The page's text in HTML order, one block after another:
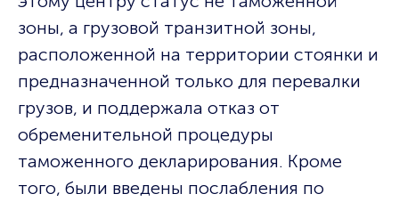
зоны, а грузовой транзитной зоны,
расположенной на территории стоянки и
предназначенной только для перевалки
грузов, и поддержала отказ от
обременительной процедуры
таможенного декларирования. Кроме
того, были введены послабления по